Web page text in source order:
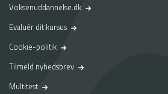
Voksenuddannelse.dk
Evaluér dit kursus
Cookie-politik
Tilmeld nyhedsbrev
Multitest